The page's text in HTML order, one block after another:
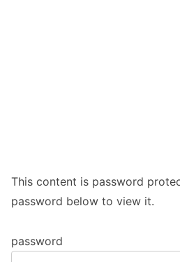
This content is password
password below to view it.
password